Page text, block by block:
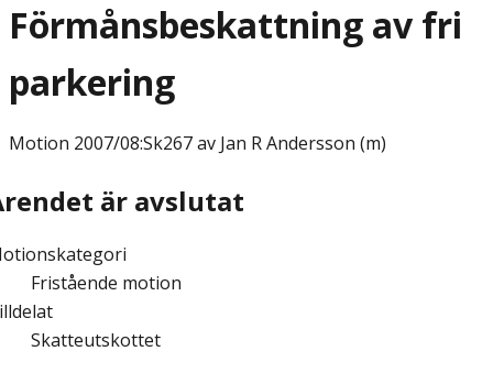
Förmånsbeskattning av fri
parkering
Motion 2007/08:Sk267 av Jan R Andersson (m)
är avslutat
Fristående motion
Skatteutskottet